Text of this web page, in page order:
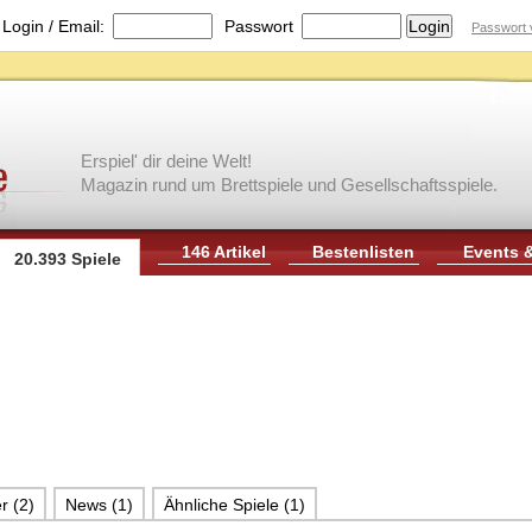
Login / Email: Passwort Passwort
Erspiel' dir deine Welt!
Magazin rund um Brettspiele und Gesellschaftsspiele.
20.393 Spiele 146 Artikel Bestenlisten Events
(2) News (1) Ähnliche Spiele (1)